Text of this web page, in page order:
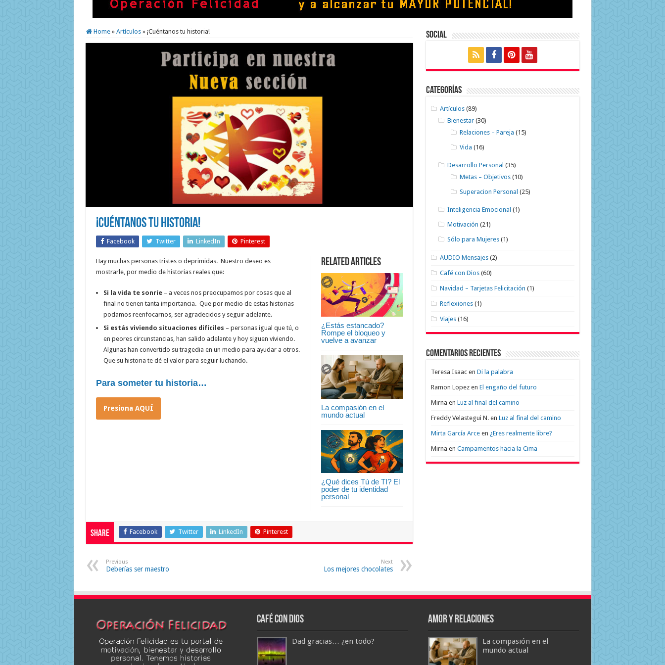
Home » Artículos » ¡Cuéntanos tu historia!
¡Cuéntanos tu historia!
Facebook Twitter LinkedIn Pinterest
Related Articles
¿Estás estancado?
Rompe el bloqueo y
vuelve a avanzar
La compasión en el
mundo actual
¿Qué dices Tú de TI? El
poder de tu identidad
personal
Hay muchas personas tristes o deprimidas. Nuestro deseo es
mostrarle, por medio de historias reales que:
Si la vida te sonríe– a veces nos preocupamos por cosas que al
final no tienen tanta importancia. Que por medio de estas historias
podamos reenfocarnos, ser agradecidos y seguir adelante.
Si estás viviendo situaciones difíciles – personas igual que tú, o
en peores circunstancias, han salido adelante y hoy siguen viviendo.
Algunas han convertido su tragedia en un medio para ayudar a otros.
Que su historia te dé el valor para seguir luchando.
Para someter tu historia…
Presiona AQUÍ
Share Facebook Twitter LinkedIn Pinterest
Previous
Deberías ser maestro
Next
Los mejores chocolates
Social
Categorías
Artículos (89)
Bienestar (30)
Relaciones – Pareja (15)
Vida (16)
Desarrollo Personal (35)
Metas – Objetivos (10)
Superacion Personal (25)
Inteligencia Emocional (1)
Motivación (21)
Sólo para Mujeres (1)
AUDIO Mensajes (2)
Café con Dios (60)
Navidad – Tarjetas Felicitación (1)
Reflexiones (1)
Viajes (16)
Comentarios recientes
Teresa Isaacen Di la palabra
Ramon Lopezen El engaño del futuro
Mirna en Luz al final del camino
Freddy Velastegui N.en Luz al final del camino
Mirta García Arceen ¿Eres realmente libre?
Mirna en Campamentos hacia la Cima
Café con Dios
Dad gracias… ¿en todo?
Amor y Relaciones
La compasión en el
mundo actual